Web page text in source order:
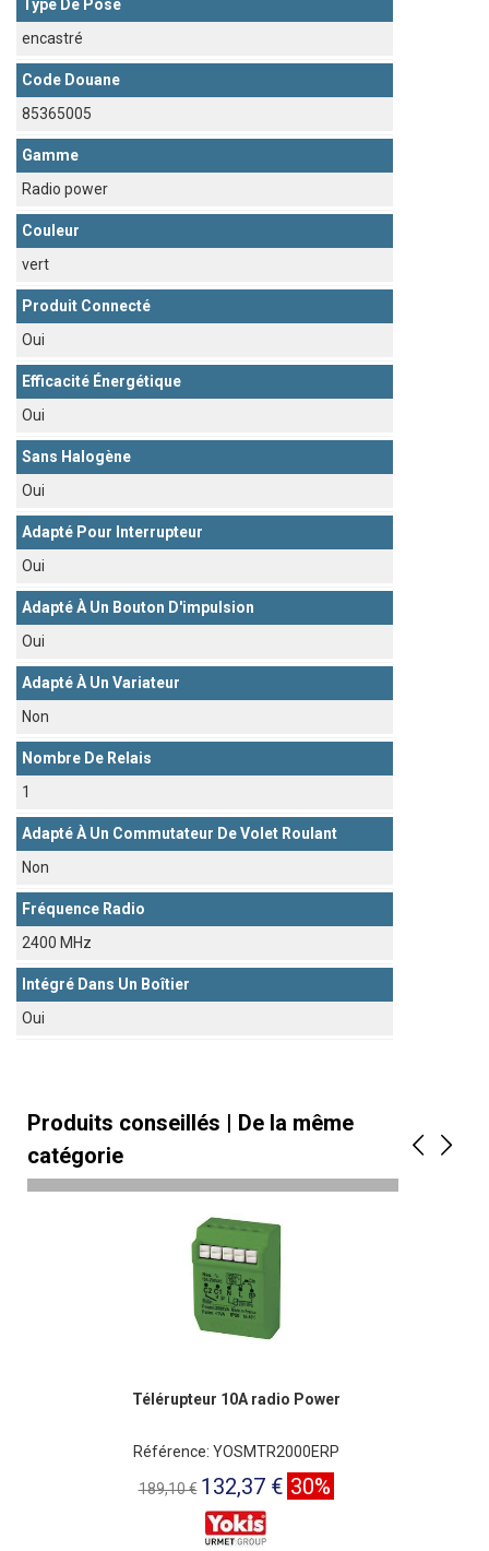
Type De Pose
encastré
Code Douane
85365005
Gamme
Radio power
Couleur
vert
Produit Connecté
Oui
Efficacité Énergétique
Oui
Sans Halogène
Oui
Adapté Pour Interrupteur
Oui
Adapté À Un Bouton D'impulsion
Oui
Adapté À Un Variateur
Non
Nombre De Relais
1
Adapté À Un Commutateur De Volet Roulant
Non
Fréquence Radio
2400 MHz
Intégré Dans Un Boîtier
Oui
Produits conseillés | De la même
catégorie
Télérupteur 10A radio Power
Référence: YOSMTR2000ERP
189,10 € 132,37 € 30%